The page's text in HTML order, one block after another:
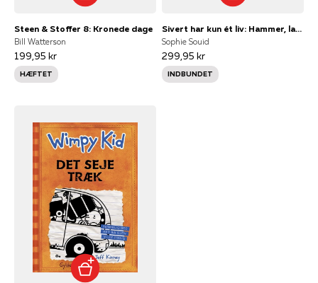
Steen & Stoffer 8: Kronede dage
Bill Watterson
199,95 kr
HÆFTET
Sivert har kun ét liv: Hammer, lammer, lussing!
Sophie Souid
299,95 kr
INDBUNDET